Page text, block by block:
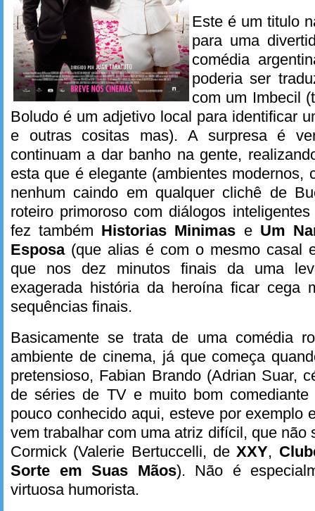
Este é um titulo
para uma
comédia
poderia ser
com um Imbecil
Boludo é um adjetivo local para identificar
e outras cositas mas). A surpresa é
continuam a dar banho na gente,
esta que é elegante (ambientes modernos,
nenhum caindo em qualquer clichê de
roteiro primoroso com diálogos
fez também Historias Minimas e Um
Esposa(que alias é com o mesmo casal
que nos dez minutos finais da uma
exagerada história da heroína ficar cega
sequências finais.
Basicamente se trata de uma comédia
ambiente de cinema, já que começa
pretensioso, Fabian Brando (Adrian Suar,
de séries de TV e muito bom
pouco conhecido aqui, esteve por exemplo
vem trabalhar com uma atriz difícil, que não
Cormick (Valerie Bertuccelli, deXXY,
Sorte em Suas Mãos). Não é
virtuosa humorista.